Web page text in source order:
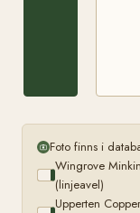
Foto finns i
Wingrove
(linjeavel)
Upperten